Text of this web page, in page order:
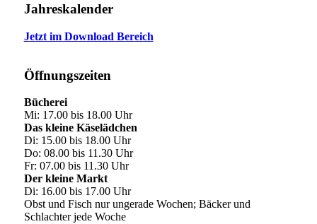
Jahreskalender
Jetzt im Download Bereich
Öffnungszeiten
Bücherei
Mi: 17.00 bis 18.00 Uhr
Das kleine Käselädchen
Di: 15.00 bis 18.00 Uhr
Do: 08.00 bis 11.30 Uhr
Fr: 07.00 bis 11.30 Uhr
Der kleine Markt
Di: 16.00 bis 17.00 Uhr
Obst und Fisch nur ungerade Wochen; Bäcker und
Schlachter jede Woche